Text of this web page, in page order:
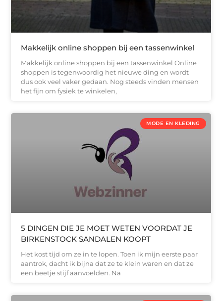
Makkelijk online shoppen bij een tassenwinkel
Makkelijk online shoppen bij een tassenwinkel Online
shoppen is tegenwoordig het nieuwe ding en wordt
dus ook veel vaker gedaan. Nog steeds vinden mensen
het fijn om fysiek te winkelen,
MODE EN KLEDING
5 DINGEN DIE JE MOET WETEN VOORDAT JE
BIRKENSTOCK SANDALEN KOOPT
Het kost tijd om ze in te lopen. Toen ik mijn eerste paar
aantrok, dacht ik bijna dat ze te klein waren en dat ze
een beetje stijf aanvoelden. Na